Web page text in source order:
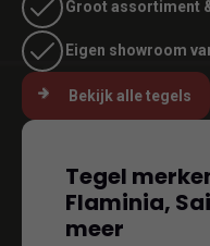
Groot assortiment
Eigen showroom
Bekijk alle tegels
Tegel
Flaminia,
meer